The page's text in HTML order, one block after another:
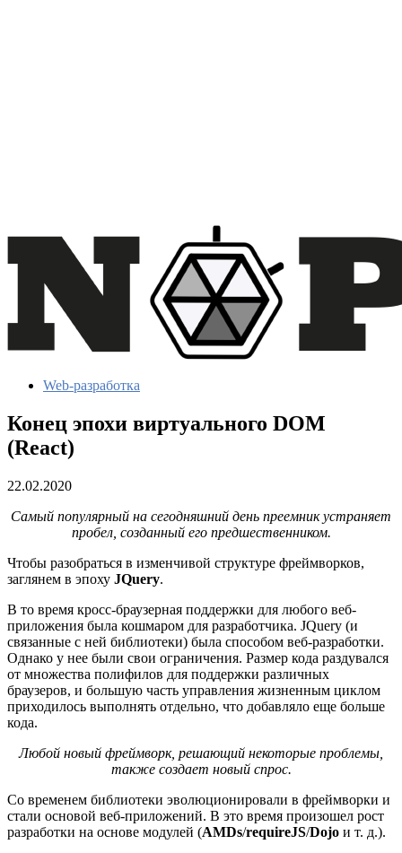
Web-разработка
Конец эпохи виртуального DOM
(React)
22.02.2020
Самый популярный на сегодняшний день преемник устраняет
пробел, созданный его предшественником.
Чтобы разобраться в изменчивой структуре фреймворков,
заглянем в эпоху JQuery.
В то время кросс-браузерная поддержки для любого веб-
приложения была кошмаром для разработчика. JQuery (и
связанные с ней библиотеки) была способом веб-разработки.
Однако у нее были свои ограничения. Размер кода раздувался
от множества полифилов для поддержки различных
браузеров, и большую часть управления жизненным циклом
приходилось выполнять отдельно, что добавляло еще больше
кода.
Любой новый фреймворк, решающий некоторые проблемы,
также создает новый спрос.
Со временем библиотеки эволюционировали в фреймворки и
стали основой веб-приложений. В это время произошел рост
разработки на основе модулей (AMDs/requireJS/Dojo и т. д.).